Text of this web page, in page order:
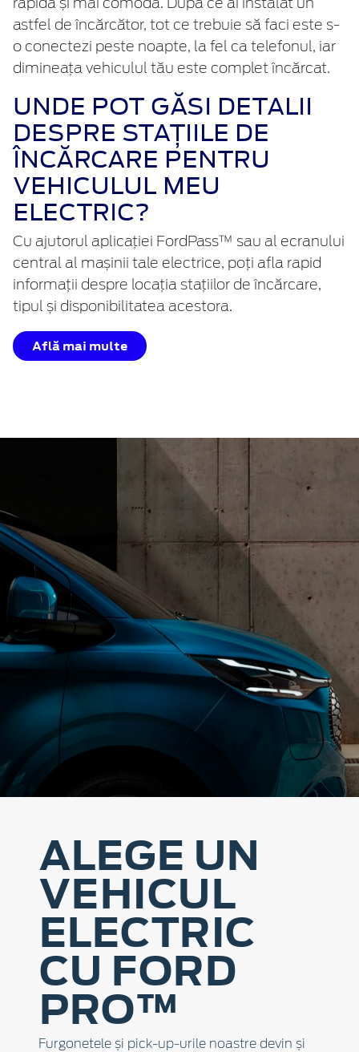
rapidă și mai comodă. După ce ai instalat un
astfel de încărcător, tot ce trebuie să faci este s-
o conectezi peste noapte, la fel ca telefonul, iar
dimineața vehiculul tău este complet încărcat.
UNDE POT GĂSI DETALII
DESPRE STAȚIILE DE
ÎNCĂRCARE PENTRU
VEHICULUL MEU
ELECTRIC?
Cu ajutorul aplicației FordPass™ sau al ecranului
central al mașinii tale electrice, poți afla rapid
informații despre locația stațiilor de încărcare,
tipul și disponibilitatea acestora.
Află mai multe
ALEGE UN
VEHICUL
ELECTRIC
CU FORD
PRO™
Furgonetele și pick-up-urile noastre devin și